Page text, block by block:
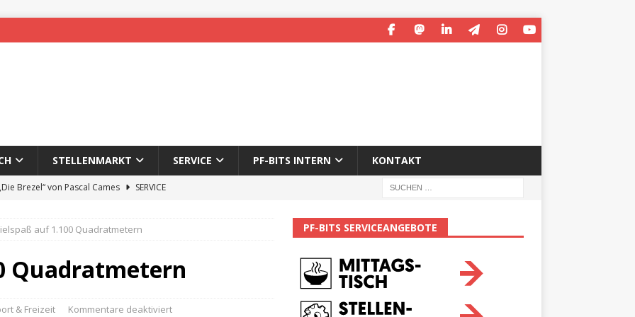
STELLENMARKT SERVICE PF-BITS INTERN KONTAKT
Brezel“ von Pascal Cames
SERVICE
des 65. Fasnetsumzugs Dillweißenstein
We’ll be back.
Der Mann hinter PF-Bits lebt nicht mehr
auf 1.100 Quadratmetern
Quadratmetern
& Freizeit Kommentare deaktiviert
PF-BITS SERVICEANGEBOTE